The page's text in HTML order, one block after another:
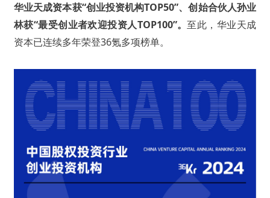
华业天成资本获“创业投资机构TOP50”、创始合伙人孙业
林获“最受创业者欢迎投资人TOP100”。至此，华业天成
资本已连续多年荣登36氪多项榜单。